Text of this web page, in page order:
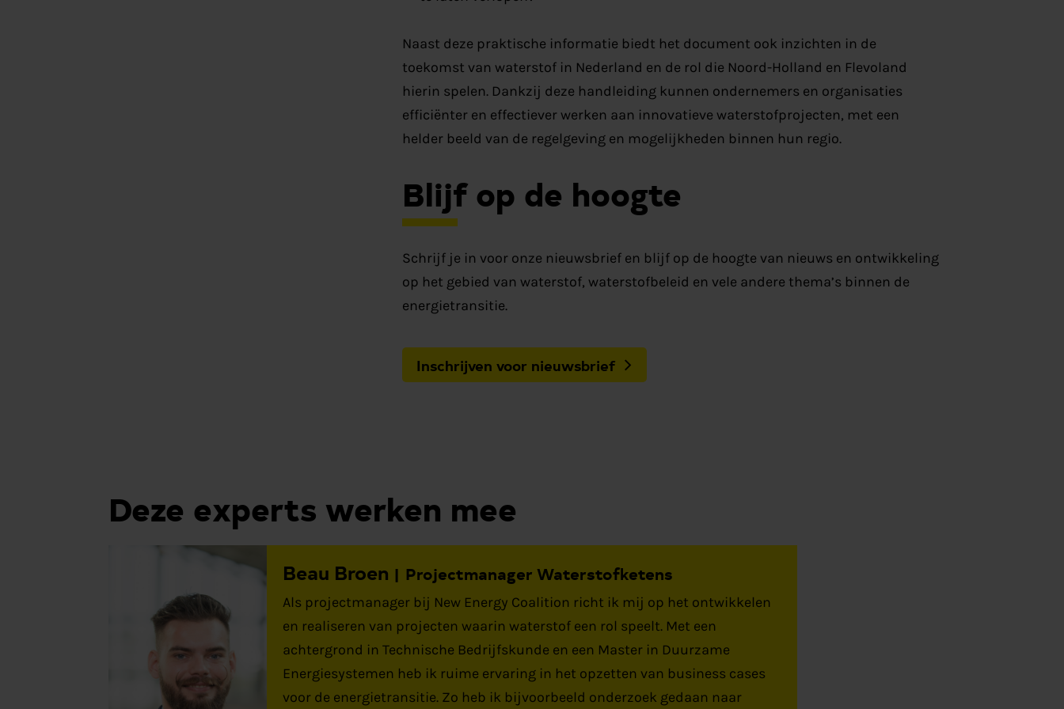
Naast deze praktische informatie biedt het document ook inzichten in de
toekomst van waterstof in Nederland en de rol die Noord-Holland en Flevoland
hierin spelen. Dankzij deze handleiding kunnen ondernemers en organisaties
efficiënter en effectiever werken aan innovatieve waterstofprojecten, met een
helder beeld van de regelgeving en mogelijkheden binnen hun regio.
Blijf op de hoogte
Schrijf je in voor onze nieuwsbrief en blijf op de hoogte van nieuws en ontwikkeling
op het gebied van waterstof, waterstofbeleid en vele andere thema’s binnen de
energietransitie.
Inschrijven voor nieuwsbrief
Deze experts werken mee
Beau Broen Projectmanager Waterstofketens
Als projectmanager bij New Energy Coalition richt ik mij op het ontwikkelen
en realiseren van projecten waarin waterstof een rol speelt. Met een
achtergrond in Technische Bedrijfskunde en een Master in Duurzame
Energiesystemen heb ik ruime ervaring in het opzetten van business cases
voor de energietransitie. Zo heb ik bijvoorbeeld onderzoek gedaan naar